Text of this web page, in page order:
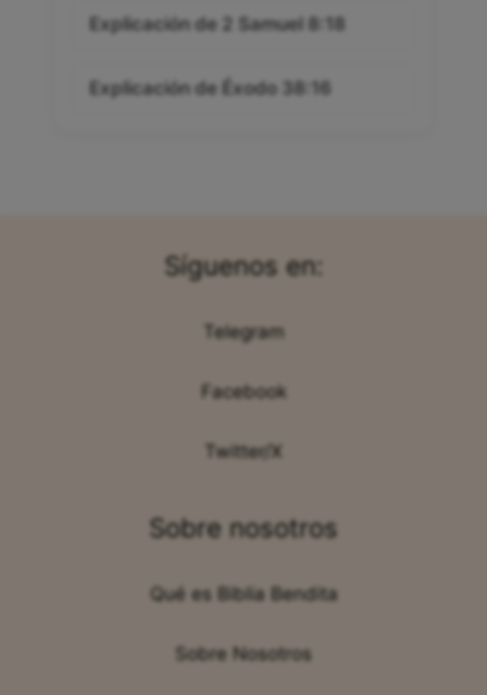
Explicación de 2 Samuel 8:18
Explicación de Éxodo 38:16
Síguenos en:
Telegram
Facebook
Twitter/X
Sobre nosotros
Qué es Biblia Bendita
Sobre Nosotros